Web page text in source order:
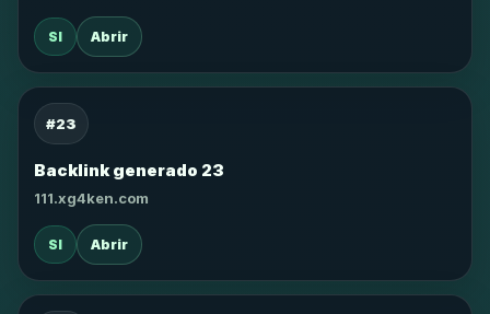
SI Abrir
#23
Backlink generado 23
111.xg4ken.com
SI Abrir